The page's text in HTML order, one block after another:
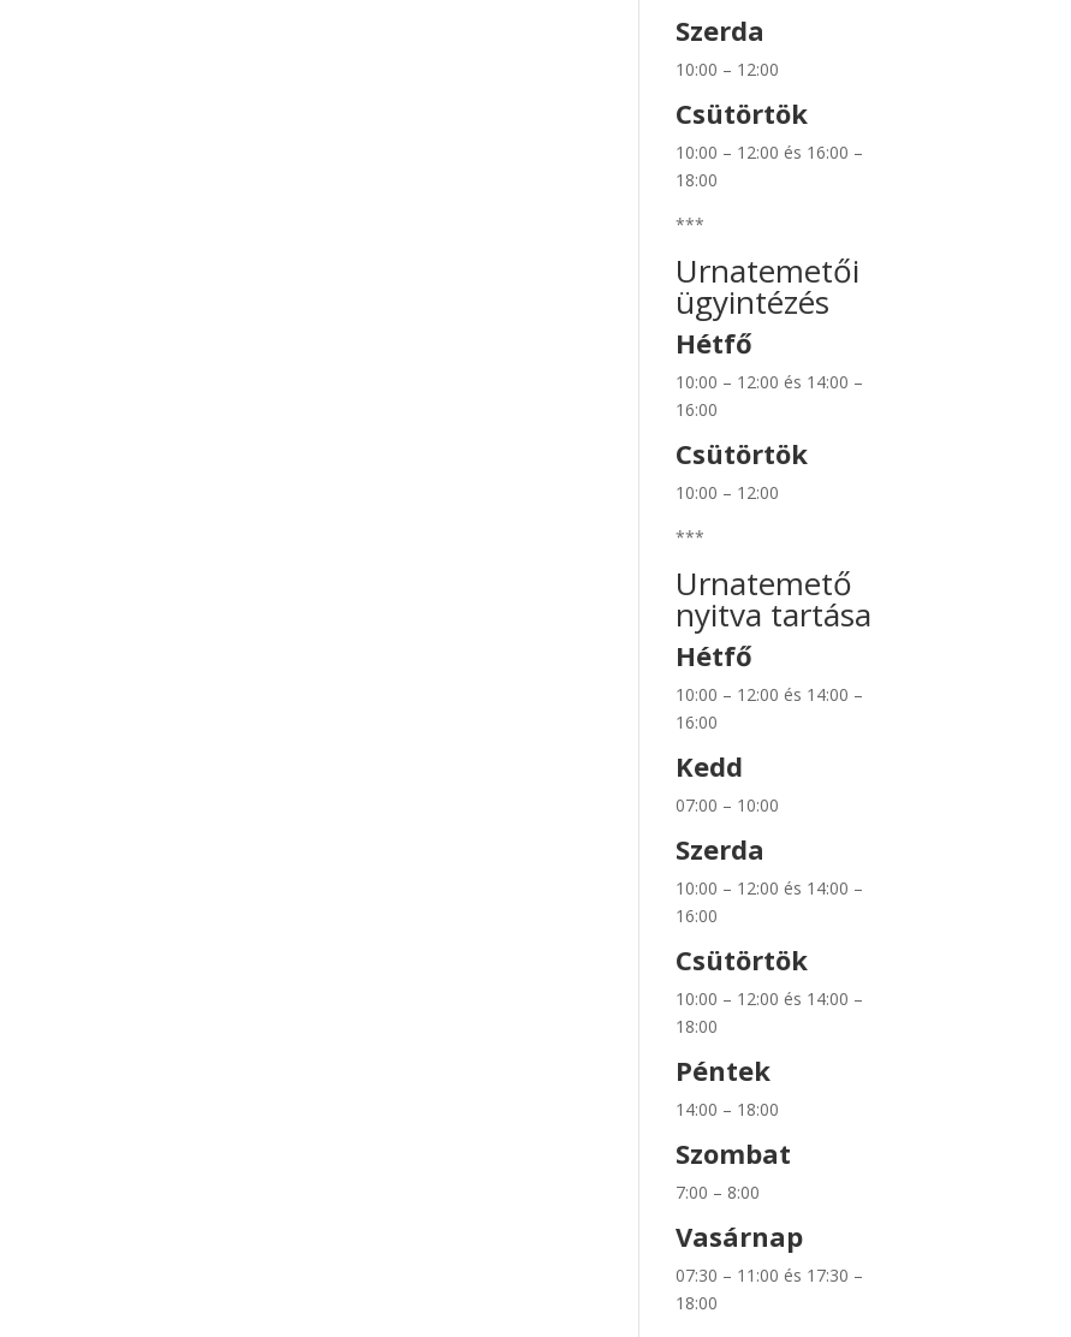
Szerda
10:00 – 12:00
Csütörtök
10:00 – 12:00 és 16:00 –
18:00
***
Urnatemetői
ügyintézés
Hétfő
10:00 – 12:00 és 14:00 –
16:00
Csütörtök
10:00 – 12:00
***
Urnatemető
nyitva tartása
Hétfő
10:00 – 12:00 és 14:00 –
16:00
Kedd
07:00 – 10:00
Szerda
10:00 – 12:00 és 14:00 –
16:00
Csütörtök
10:00 – 12:00 és 14:00 –
18:00
Péntek
14:00 – 18:00
Szombat
7:00 – 8:00
Vasárnap
07:30 – 11:00 és 17:30 –
18:00